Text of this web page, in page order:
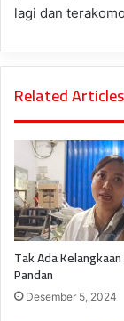
lagi dan
Related Articles
Tak Ada
Pandan
Desember 5, 2024